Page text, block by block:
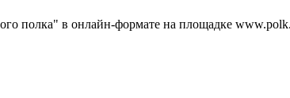
полка" в онлайн-формате на площадке